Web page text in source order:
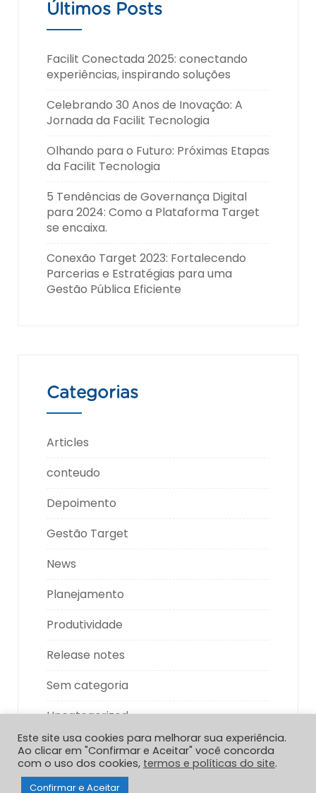
Últimos Posts
Facilit Conectada 2025: conectando
experiências, inspirando soluções
Celebrando 30 Anos de Inovação: A
Jornada da Facilit Tecnologia
Olhando para o Futuro: Próximas Etapas
da Facilit Tecnologia
5 Tendências de Governança Digital
para 2024: Como a Plataforma Target
se encaixa.
Conexão Target 2023: Fortalecendo
Parcerias e Estratégias para uma
Gestão Pública Eficiente
Categorias
Articles
conteudo
Depoimento
Gestão Target
News
Planejamento
Produtividade
Release notes
Sem categoria
Uncategorized
Este site usa cookies para melhorar sua experiência.
Ao clicar em "Confirmar e Aceitar" você concorda
com o uso dos cookies, termos e políticas do site.
Confirmar e Aceitar